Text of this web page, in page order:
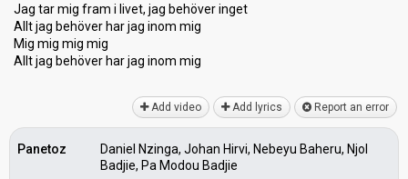
Jag tar mig fram i livet, jag behöver inget
Allt jag behöver har jag inom mig
Mig mig mig mig
Allt jag behöver har jаg inom mig
Add video Add lyrics Report an error
Panetoz
Daniel Nzinga, Johan Hirvi, Nebeyu Baheru, Njol
Badjie, Pa Modou Badjie